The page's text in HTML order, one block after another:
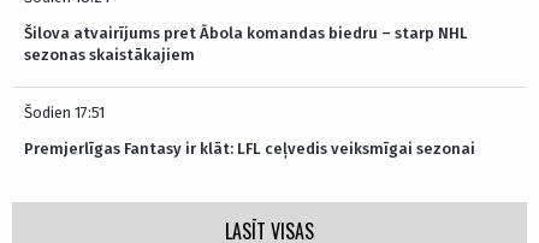
Šilova atvairījums pret Ābola komandas biedru – starp NHL
sezonas skaistākajiem
Šodien 17:51
Premjerlīgas Fantasy ir klāt: LFL ceļvedis veiksmīgai sezonai
LASĪT VISAS